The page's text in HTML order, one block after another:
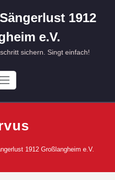
1912
e.V.
sichern. Singt einfach!
1912 Großlangheim e.V.